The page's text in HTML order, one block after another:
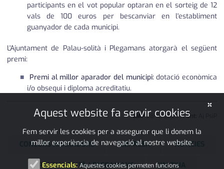
participants en el vot popular optaran en el sorteig de 12
vals de 100 euros per bescanviar en l'establiment
guanyador de cada municipi.
L'Ajuntament de Palau-solità i Plegamans atorgarà el següent
premi:
Premi al millor aparador del municipi:dotació econòmica
i/o obsequi i diploma acreditatiu.
JMP28 •10•2024|Font:
CONCURS APARADORS EMPRESA NOTÍCIES
PALAU-SOLITÀ I PLEGAMANS L'ALZINA
×
Aquest website fa servir cookies
Fem servir les cookies per a assegurar que li donem la
millor experiència de navegació al nostre website.
Essencials: Aquestes cookies permeten funcions